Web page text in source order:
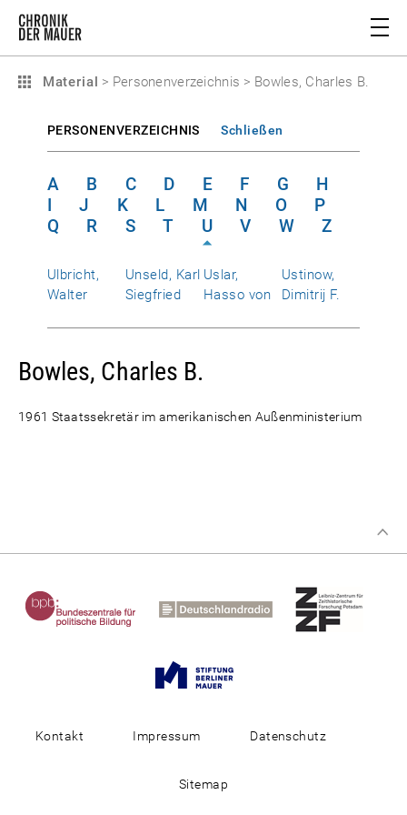
Material > Personenverzeichnis > Bowles, Charles B.
PERSONENVERZEICHNIS Schließen
A B C D E F G
H
I
J K L M N O
P
Q
R S T U V W Z
Ulbricht,
Walter
Unseld, Karl
Siegfried
Uslar,
Hasso von
Ustinow,
Dimitrij F.
Bowles, Charles B.
1961 Staatssekretär im amerikanischen Außenministerium
Kontakt Impressum Datenschutz
Sitemap